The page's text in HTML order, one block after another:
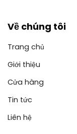
Về chúng tôi
Trang chủ
Giới thiệu
Cửa hàng
Tin tức
Liên hệ